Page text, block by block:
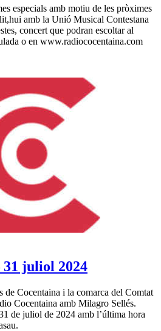
especials amb motiu de les pròximes
amb la Unió Musical Contestana
concert que podran escoltar al
o en www.radiococentaina.com
juliol 2024
de Cocentaina i la comarca del Comtat
Cocentaina amb Milagro Sellés.
de juliol de 2024 amb l’última hora